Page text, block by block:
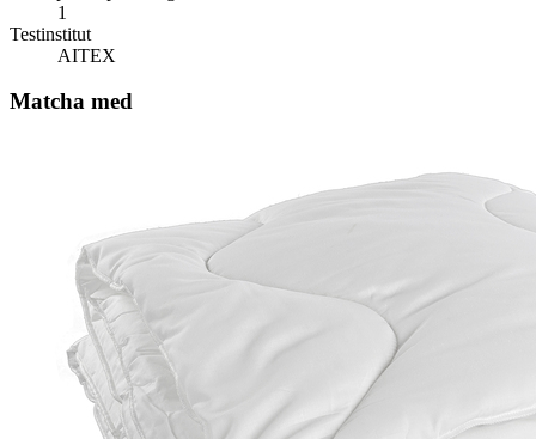
1
Testinstitut
AITEX
Matcha med